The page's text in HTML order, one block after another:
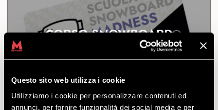
Questo sito web utilizza i cookie
Utilizziamo i cookie per personalizzare contenuti ed
annunci, per fornire funzionalità dei social media e per
CORSO SNOWBOARD
FREESTYLE CENTER
SCOPRI